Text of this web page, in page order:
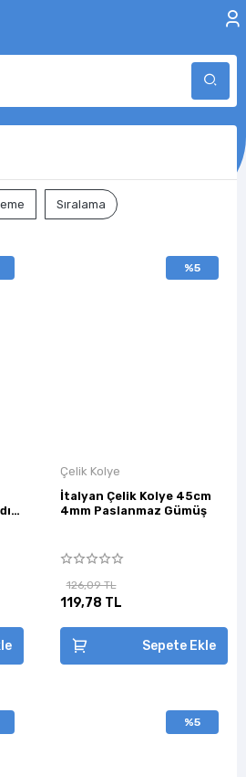
Sıralama
%5
Çelik Kolye
İtalyan Çelik Kolye 45cm
4mm Paslanmaz Gümüş
126,09 TL
119,78 TL
Sepete Ekle
%5